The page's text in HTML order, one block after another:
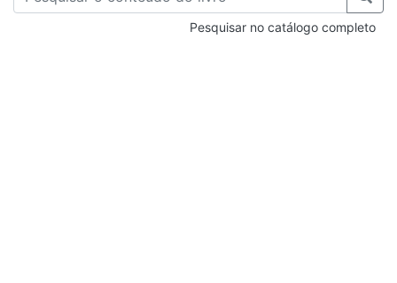
Pesquisar no catálogo completo